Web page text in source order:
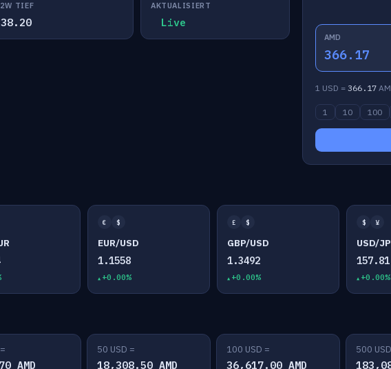
TIEF AKTUALISIERT
Live
AMD
366.17
1 USD = 366.17
1 10 100
€ $
EUR/USD
1.1558
+0.00%
£ $
GBP/USD
1.3492
+0.00%
$ ¥
USD/
157.81
+0.00%
AMD
50 USD =
18,308.50 AMD
100 USD =
36,617.00 AMD
500